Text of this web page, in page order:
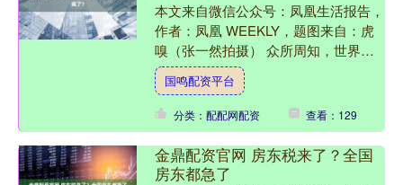
本文来自微信公众号：凤凰生活报告，
作者：凤凰 WEEKLY，题图来自：虎
嗅（张一然拍摄） 众所周知，世界上
只有两种旅游人：特种兵，和懒鬼。
一个人在年轻的时候，....
国鸣配资平台
分类：配配网配资 查看：129
金鼎配资官网 房东税来了？全国
房东都急了